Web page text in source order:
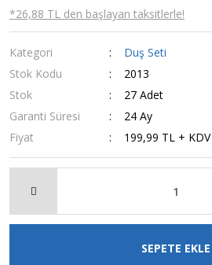
*26,88 TL den başlayan taksitlerle!
Kategori
Duş Seti
Stok Kodu
2013
Stok
27 Adet
Garanti Süresi
24 Ay
Fiyat
199,99 TL + KDV
SEPETE EKLE